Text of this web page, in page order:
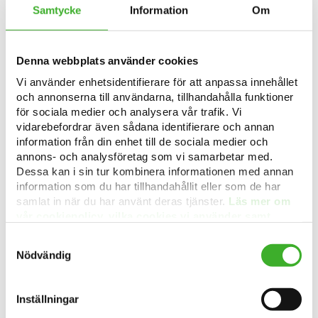
Samtycke Information Om
Denna webbplats använder cookies
Vi använder enhetsidentifierare för att anpassa innehållet
och annonserna till användarna, tillhandahålla funktioner
för sociala medier och analysera vår trafik. Vi
vidarebefordrar även sådana identifierare och annan
information från din enhet till de sociala medier och
annons- och analysföretag som vi samarbetar med.
Dessa kan i sin tur kombinera informationen med annan
information som du har tillhandahållit eller som de har
samlat in när du har använt deras tjänster. Läs mer om
Nödvändig
Inställningar
Facebook
Job position is filled
City:
Stockholm
Service:
Ekonomi/Finans
State:
Junior roll som ekonom
till attraktiva kund inom